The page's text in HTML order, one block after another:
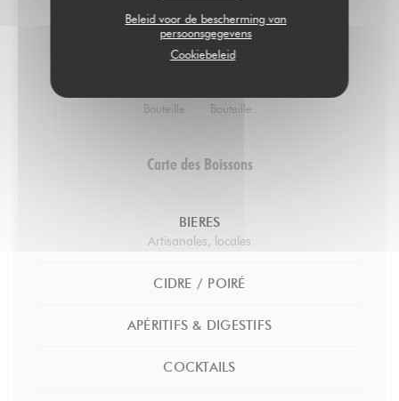
Beleid voor de bescherming van
persoonsgegevens
Cookiebeleid
Fleury / Rosé de Saignée brut
Pinot noir / Biodynamie / Nature
Bouteille. Bouteille.
Carte des Boissons
BIERES
Artisanales, locales
CIDRE / POIRÉ
APÉRITIFS & DIGESTIFS
COCKTAILS